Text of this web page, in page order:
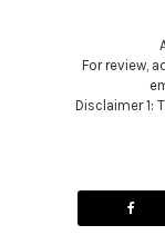
For review,
Disclaimer 1: